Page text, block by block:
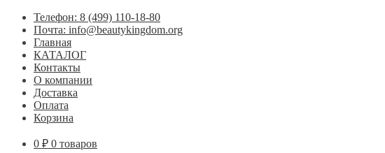
Телефон: 8 (499) 110-18-80
Почта: info@beautykingdom.org
Главная
КАТАЛОГ
Контакты
О компании
Доставка
Оплата
Корзина
0 ₽ 0 товаров